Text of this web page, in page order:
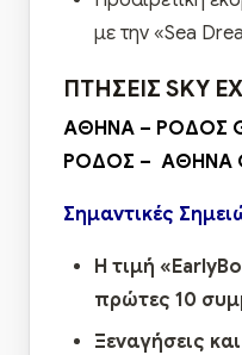
με την «Sea
ΠΤΗΣΕΙΣ SKY
ΑΘΗΝΑ – ΡΟΔΟΣ
ΡΟΔΟΣ – ΑΘΗΝΑ
Σημαντικές
Η τιμή «
πρώτες 10
Ξεναγήσεις